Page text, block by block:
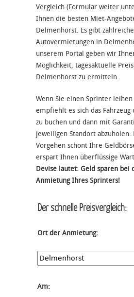
Vergleich (Formular weiter
Ihnen die besten Miet-
Delmenhorst. Es gibt zahlreiche
Autovermietungen in
unserem Portal geben wir
Möglichkeit, tagesaktuelle
Delmenhorst zu ermitteln.
Wenn Sie einen Sprinter
empfiehlt es sich das Fahrzeug
zu buchen und dann mit
jeweiligen Standort abzuholen.
Vorgehen schont Ihre
erspart Ihnen überflüssige
Devise lautet: Geld sparen bei
Anmietung Ihres Sprinters!
Der schnelle Preisvergleich:
Ort der Anmietung:
Am: